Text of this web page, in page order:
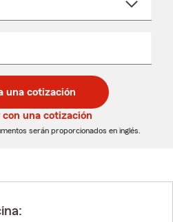
una cotización
una cotización
serán proporcionados en inglés.